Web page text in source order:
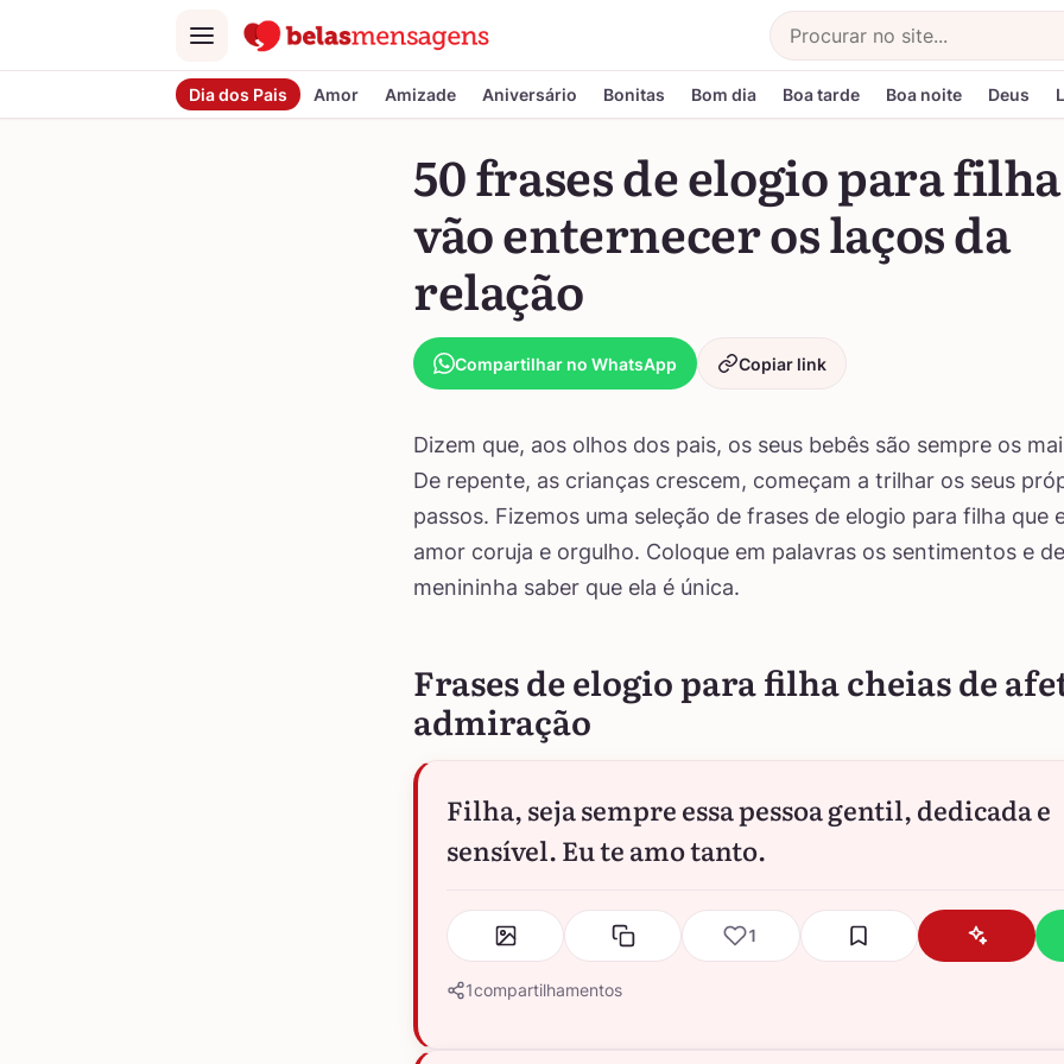
Menu
Buscar
Dia dos Pais Amor Amizade Aniversário Bonitas Bom dia Boa tarde Boa noite Deus
50 frases de elogio para
vão enternecer os laços da
relação
Compartilhar no WhatsApp Copiar link
Dizem que, aos olhos dos pais, os seus bebês são sempre os
De repente, as crianças crescem, começam a trilhar os seus
passos. Fizemos uma seleção de frases de elogio para filha que
amor coruja e orgulho. Coloque em palavras os sentimentos e
menininha saber que ela é única.
Frases de elogio para filha cheias de
admiração
Filha, seja sempre essa pessoa gentil, dedicada e
sensível. Eu te amo tanto.
1
1compartilhamentos